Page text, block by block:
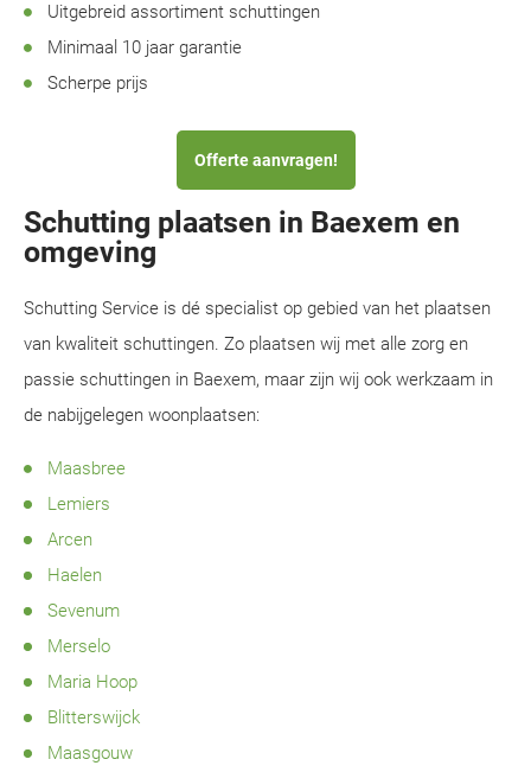
Uitgebreid assortiment schuttingen
Minimaal 10 jaar garantie
Scherpe prijs
Offerte aanvragen!
Schutting plaatsen in Baexem en
omgeving
Schutting Service is dé specialist op gebied van het plaatsen
van kwaliteit schuttingen. Zo plaatsen wij met alle zorg en
passie schuttingen in Baexem, maar zijn wij ook werkzaam in
de nabijgelegen woonplaatsen:
Maasbree
Lemiers
Arcen
Haelen
Sevenum
Merselo
Maria Hoop
Blitterswijck
Maasgouw